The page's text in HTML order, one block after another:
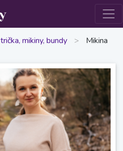
trička, mikiny, bundy >
Mikina